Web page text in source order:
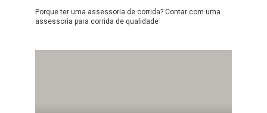
Porque ter uma assessoria de corrida? Contar com uma
assessoria para corrida de qualidade